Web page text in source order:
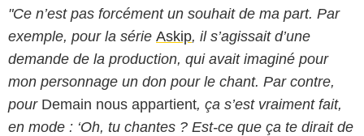
"Ce n’est pas forcément un souhait de ma part. Par
exemple, pour la série Askip, il s’agissait d’une
demande de la production, qui avait imaginé pour
mon personnage un don pour le chant. Par contre,
pour Demain nous appartient, ça s’est vraiment fait,
en mode : ‘Oh, tu chantes ? Est-ce que ça te dirait de